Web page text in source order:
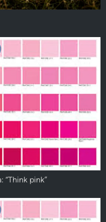
“Think pink”